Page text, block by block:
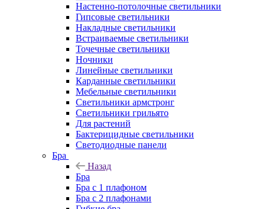
Настенно-потолочные светильники
Гипсовые светильники
Накладные светильники
Встраиваемые светильники
Точечные светильники
Ночники
Линейные светильники
Карданные светильники
Мебельные светильники
Светильники армстронг
Светильники грильято
Для растений
Бактерицидные светильники
Светодиодные панели
Бра
Назад
Бра
Бра с 1 плафоном
Бра с 2 плафонами